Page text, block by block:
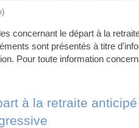
concernant le départ à la
sont présentés à titre
Pour toute information
à la retraite